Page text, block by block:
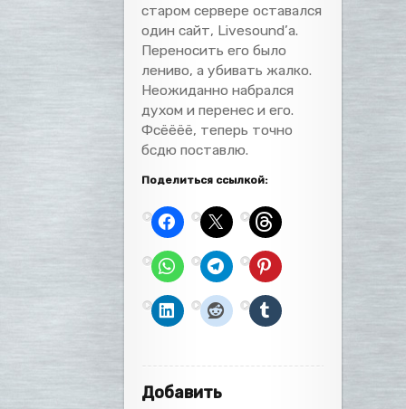
старом сервере оставался
один сайт, Livesound’а.
Переносить его было
лениво, а убивать жалко.
Неожиданно набрался
духом и перенес и его.
Фсёёёё, теперь точно
бсдю поставлю.
Поделиться ссылкой:
Добавить